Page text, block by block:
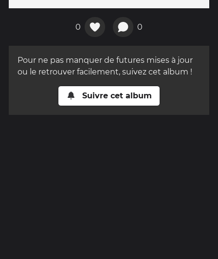
0 0
Pour ne pas manquer de futures mises à jour
ou le retrouver facilement, suivez cet album !
Suivre cet album